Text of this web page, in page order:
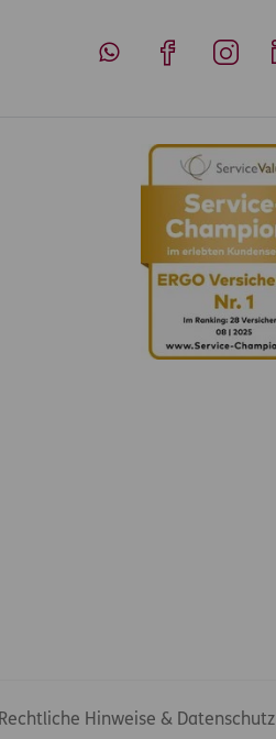
Rechtliche Hinweise & Datenschutz